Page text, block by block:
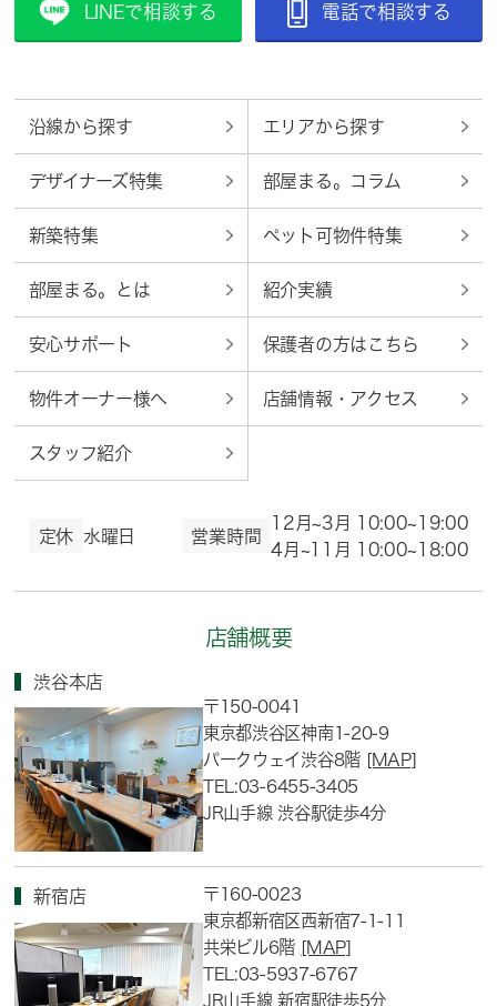
LINEで相談する 電話で相談する
沿線から探す エリアから探す
デザイナーズ特集 部屋まる。コラム
新築特集 ペット可物件特集
部屋まる。とは 紹介実績
安心サポート 保護者の方はこちら
物件オーナー様へ 店舗情報・アクセス
スタッフ紹介
定休 水曜日 営業時間
12月~3月 10:00~19:00
4月~11月 10:00~18:00
店舗概要
渋谷本店
〒150-0041
東京都渋谷区神南1-20-9
パークウェイ渋谷8階 [MAP]
TEL:03-6455-3405
JR山手線 渋谷駅徒歩4分
新宿店
〒160-0023
東京都新宿区西新宿7-1-11
共栄ビル6階 [MAP]
TEL:03-5937-6767
JR山手線 新宿駅徒歩5分